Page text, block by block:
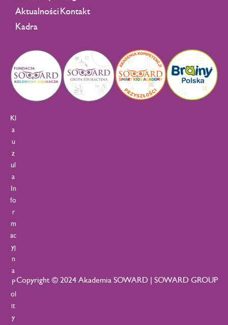
Aktualności
Kadra
Kontakt
Copyright © 2024 Akademia SOWARD | SOWARD GROUP
Kl
a
u
z
ul
a
In
fo
r
m
ac
yj
n
a
P
ol
it
y